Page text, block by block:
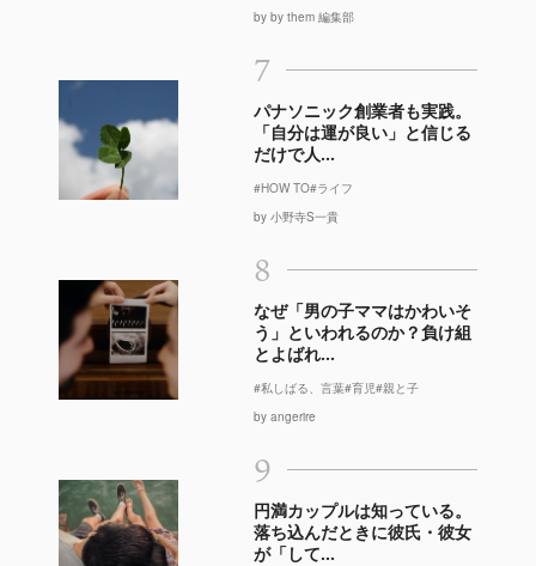
by by them 編集部
7
パナソニック創業者も実践。
「自分は運が良い」と信じる
だけで人...
#HOW TO#ライフ
by 小野寺S一貴
8
なぜ「男の子ママはかわいそ
う」といわれるのか？負け組
とよばれ...
#私しばる、言葉#育児#親と子
by angerire
9
円満カップルは知っている。
落ち込んだときに彼氏・彼女
が「して...